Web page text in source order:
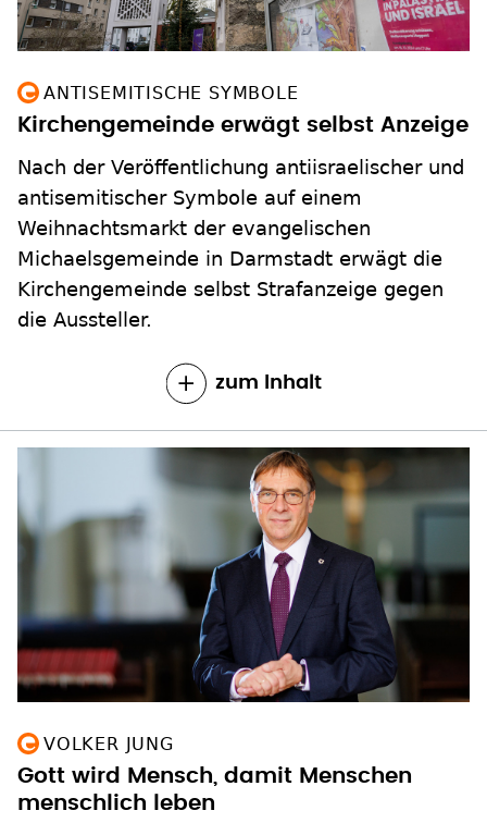
ANTISEMITISCHE SYMBOLE
Nach der Veröffentlichung antiisraelischer und
antisemitischer Symbole auf einem
Weihnachtsmarkt der evangelischen
Michaelsgemeinde in Darmstadt erwägt die
Kirchengemeinde selbst Strafanzeige gegen
die Aussteller.
VOLKER JUNG
menschlich leben
Der Kirchenpräsident der Evangelischen
Kirche in Hessen und Nassau (EKHN), Volker